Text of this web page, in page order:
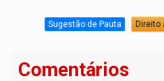
Sugestão de Pauta Direito
Comentários